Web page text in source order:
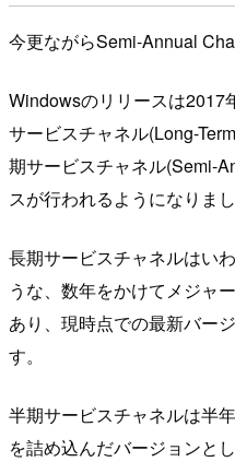
今更ながらSemi-Annual
Windowsのリリースは2017
サービスチャネル(Long-
期サービスチャネル(Semi-
スが行われるようになりまし
長期サービスチャネルはい
うな、数年をかけてメジャ
あり、現時点での最新バー
す。
半期サービスチャネルは半
を詰め込んだバージョンと